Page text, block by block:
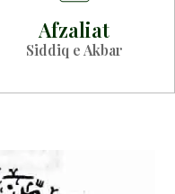
Afzaliat
Siddiq e Akbar